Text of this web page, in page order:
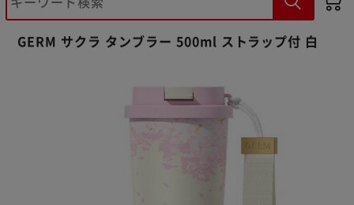
GERM サクラ タンブラー 500ml ストラップ付 白
※ご確認ください
カートに入れる 購入手続きへ